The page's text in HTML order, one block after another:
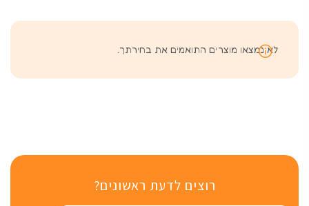
לא נמצאו מוצרים התואמים את בחירתך.
רוצים לדעת ראשונים?